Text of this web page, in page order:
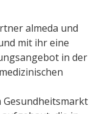
almeda und
mit ihr eine
in der